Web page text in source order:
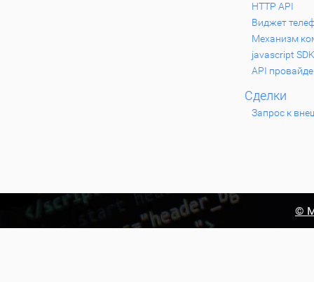
HTTP API
Виджет
Механизм
javascript
API
Сделки
Запрос к
©